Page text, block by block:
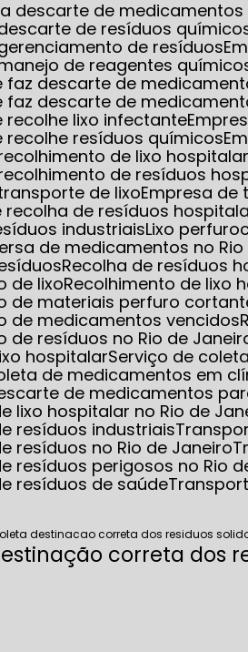
descarte de
descarte de resíduos
gerenciamento de resíduos
manejo de reagentes
faz descarte de
faz descarte de
recolhe lixo infectante
recolhe resíduos químicos
recolhimento de lixo
recolhimento de resíduos
de lixo Empresa
recolha de resíduos
industriais Lixo
de medicamentos no
Recolha de resíduos
de lixo Recolhimento de lixo
de materiais perfuro
de medicamentos vencidos
de resíduos no Rio de
hospitalar Serviço de
de medicamentos em
de medicamentos
lixo hospitalar no Rio de
resíduos industriais
resíduos no Rio de Janeiro
resíduos perigosos no Rio
resíduos de saúde
destinacao correta dos residuos
correta dos